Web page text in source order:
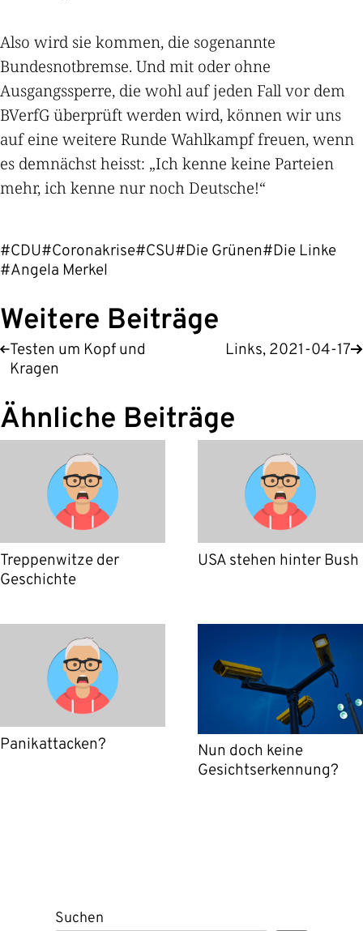
Also wird sie kommen, die sogenannte
Bundesnotbremse. Und mit oder ohne
Ausgangssperre, die wohl auf jeden Fall vor dem
BVerfG überprüft werden wird, können wir uns
auf eine weitere Runde Wahlkampf freuen, wenn
es demnächst heisst: „Ich kenne keine Parteien
mehr, ich kenne nur noch Deutsche!“
#CDU#Coronakrise#CSU#Die Grünen#Die Linke
#Angela Merkel
Weitere Beiträge
Testen um Kopf und
Kragen
Links, 2021-04-17
Ähnliche Beiträge
Treppenwitze der
Geschichte
USA stehen hinter Bush
Panikattacken?
Nun doch keine
Gesichtserkennung?
Suchen